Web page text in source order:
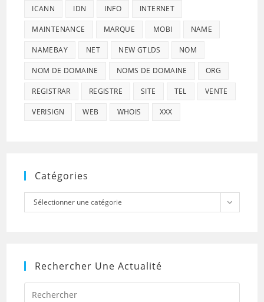
ICANN IDN INFO INTERNET
MAINTENANCE MARQUE MOBI NAME
NAMEBAY NET NEW GTLDS NOM
NOM DE DOMAINE NOMS DE DOMAINE ORG
REGISTRAR REGISTRE SITE TEL VENTE
VERISIGN WEB WHOIS XXX
Catégories
Catégories
Sélectionner une catégorie
Rechercher Une Actualité
Press